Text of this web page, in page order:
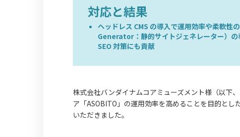
対応と結果
ヘッドレス CMS の導入で運用効率や柔軟
Generator：静的サイトジェネレーター）の
SEO 対策にも貢献
株式会社バンダイナムコアミューズメント様（以下
ア「ASOBITO」の運用効率を高めることを目的と
いただきました。